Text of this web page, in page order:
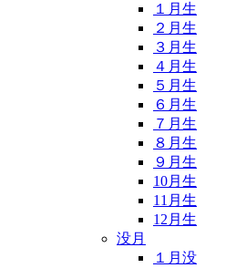
１月生
２月生
３月生
４月生
５月生
６月生
７月生
８月生
９月生
10月生
11月生
12月生
没月
１月没